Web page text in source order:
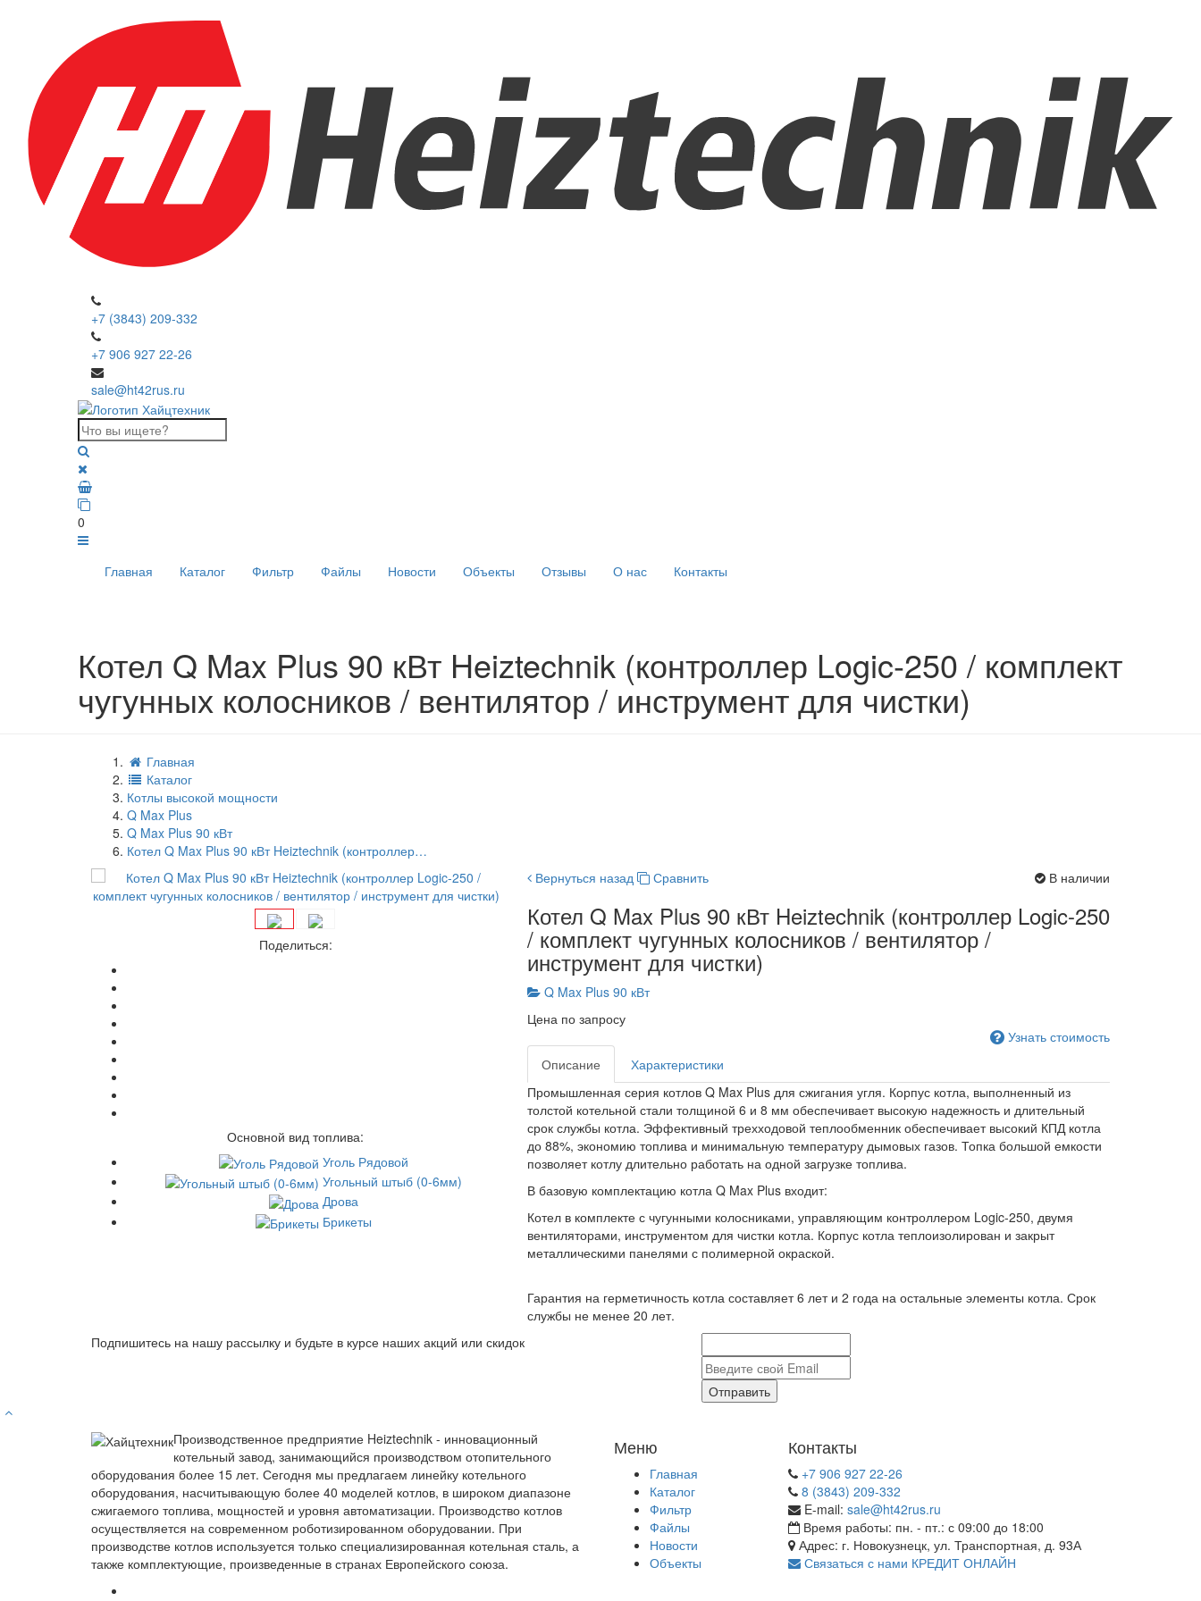
+7 (3843) 209-332
+7 906 927 22-26
sale@ht42rus.ru
0
Главная Каталог Фильтр Файлы Новости Объекты Отзывы О нас Контакты
Котел Q Max Plus 90 кВт Heiztechnik (контроллер Logic-250 / комплект
чугунных колосников / вентилятор / инструмент для чистки)
Главная
Каталог
Котлы высокой мощности
Q Max Plus
Q Max Plus 90 кВт
Котел Q Max Plus 90 кВт Heiztechnik (контроллер…
Поделиться:
Основной вид топлива:
Уголь Рядовой
Угольный штыб (0-6мм)
Дрова
Брикеты
Вернуться назад Сравнить В наличии
Котел Q Max Plus 90 кВт Heiztechnik (контроллер Logic-250
/ комплект чугунных колосников / вентилятор /
инструмент для чистки)
Q Max Plus 90 кВт
Цена по запросу
Узнать стоимость
Описание
Характеристики
Промышленная серия котлов Q Max Plus для сжигания угля. Корпус котла, выполненный из
толстой котельной стали толщиной 6 и 8 мм обеспечивает высокую надежность и длительный
срок службы котла. Эффективный трехходовой теплообменник обеспечивает высокий КПД котла
до 88%, экономию топлива и минимальную температуру дымовых газов. Топка большой емкости
позволяет котлу длительно работать на одной загрузке топлива.
В базовую комплектацию котла Q Max Plus входит:
Котел в комплекте с чугунными колосниками, управляющим контроллером Logic-250, двумя
вентиляторами, инструментом для чистки котла. Корпус котла теплоизолирован и закрыт
металлическими панелями с полимерной окраской.
Гарантия на герметичность котла составляет 6 лет и 2 года на остальные элементы котла. Срок
службы не менее 20 лет.
Подпишитесь на нашу рассылку и будьте в курсе наших акций или скидок
Отправить
Производственное предприятие Heiztechnik - инновационный
котельный завод, занимающийся производством отопительного
оборудования более 15 лет. Сегодня мы предлагаем линейку котельного
оборудования, насчитывающую более 40 моделей котлов, в широком диапазоне
сжигаемого топлива, мощностей и уровня автоматизации. Производство котлов
осуществляется на современном роботизированном оборудовании. При
производстве котлов используется только специализированная котельная сталь, а
также комплектующие, произведенные в странах Европейского союза.
Меню
Главная
Каталог
Фильтр
Файлы
Новости
Объекты
Контакты
+7 906 927 22-26
8 (3843) 209-332
E-mail: sale@ht42rus.ru
Время работы: пн. - пт.: с 09:00 до 18:00
Адрес: г. Новокузнецк, ул. Транспортная, д. 93А
Связаться с нами КРЕДИТ ОНЛАЙН